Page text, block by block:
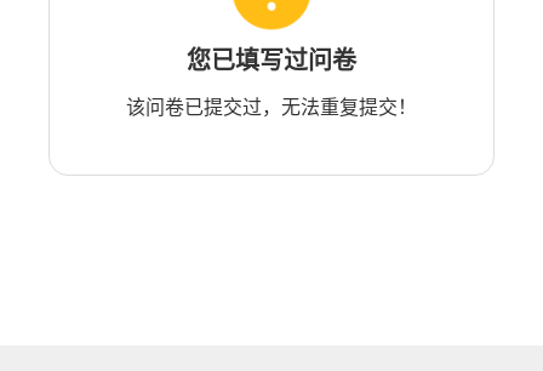
您已填写过问卷
该问卷已提交过，无法重复提交！